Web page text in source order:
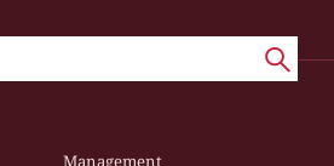
Management